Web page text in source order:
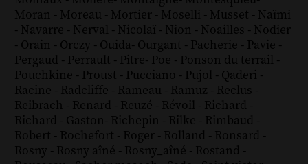
Moran - Moreau - Mortier - Moselli - Musset - Naïmi
- Navarre - Nerval - Nicolaï - Nion - Noailles - Nodier
- Orain - Orczy - Ouida- Ourgant - Pacherie - Pavie -
Pergaud - Perrault - Pitre- Poe - Ponson du terrail -
Pouchkine - Proust - Pucciano - Pujol - Qaderi -
Racine - Radcliffe - Rameau - Ramuz - Reclus -
Reibrach - Renard - Reuzé - Révoil - Richard -
Richard - Gaston- Richepin - Rilke - Rimbaud -
Robert - Rochefort - Roger - Rolland - Ronsard -
Rosny - Rosny aîné - Rosny_aîné - Rostand -